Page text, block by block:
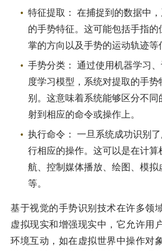
特征提取： 在捕捉到的数据中
的手势特征。这可能包括手指
掌的方向以及手势的运动轨迹等
手势分类： 通过使用机器学习
度学习模型，系统对提取的手势
别。这意味着系统能够区分不同
射到相应的命令或操作上。
执行命令： 一旦系统成功识别
行相应的操作。这可以是在计算
航、控制媒体播放、绘图、模拟
等。
基于视觉的手势识别技术在许多领
虚拟现实和增强现实中，它允许用
环境互动，如在虚拟世界中操作对